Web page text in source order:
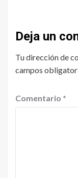
Deja un
Tu dirección de
campos
Comentario *